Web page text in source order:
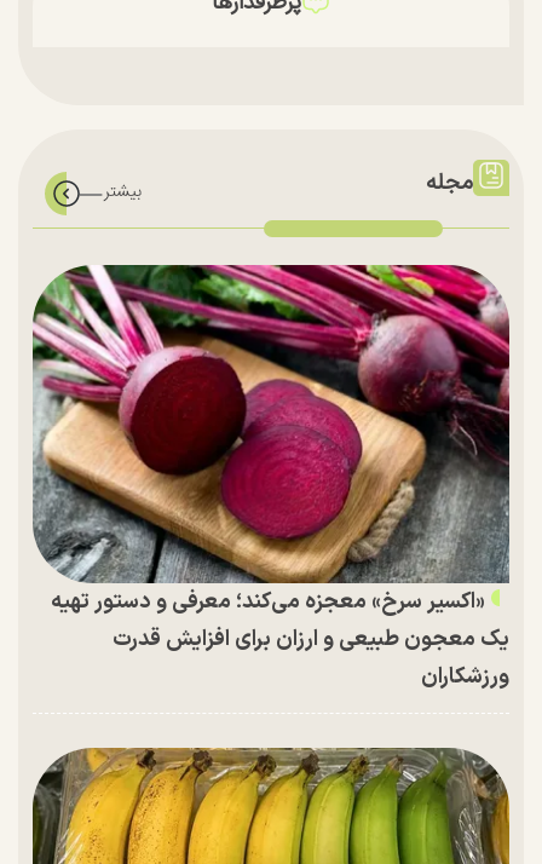
مجله
«اکسیر سرخ» معجزه می‌کند؛ معرفی و دستور تهیه
یک معجون طبیعی و ارزان برای افزایش قدرت
ورزشکاران